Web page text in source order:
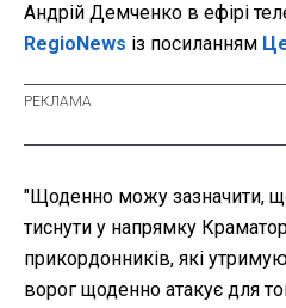
Андрій Демченко в ефірі
RegioNews із посиланням
"Щоденно можу зазначити,
тиснути у напрямку
прикордонників, які
ворог щоденно атакує для